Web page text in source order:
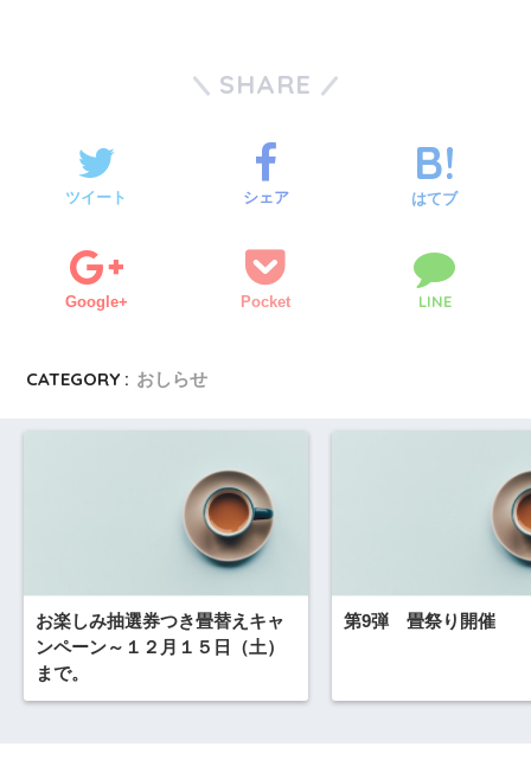
SHARE
ツイート シェア はてブ
Google+ Pocket LINE
CATEGORY : おしらせ
お楽しみ抽選券つき畳替えキャ
ンペーン～１２月１５日（土）
まで。
第9弾 畳祭り開催